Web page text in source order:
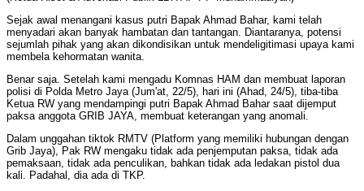
Sejak awal menangani kasus putri Bapak Ahmad Bahar, kami telah
menyadari akan banyak hambatan dan tantangan. Diantaranya, potensi
sejumlah pihak yang akan dikondisikan untuk mendeligitimasi upaya kami
membela kehormatan wanita.
Benar saja. Setelah kami mengadu Komnas HAM dan membuat laporan
polisi di Polda Metro Jaya (Jum'at, 22/5), hari ini (Ahad, 24/5), tiba-tiba
Ketua RW yang mendampingi putri Bapak Ahmad Bahar saat dijemput
paksa anggota GRIB JAYA, membuat keterangan yang anomali.
Dalam unggahan tiktok RMTV (Platform yang memiliki hubungan dengan
Grib Jaya), Pak RW mengaku tidak ada penjemputan paksa, tidak ada
pemaksaan, tidak ada penculikan, bahkan tidak ada ledakan pistol dua
kali. Padahal, dia ada di TKP.